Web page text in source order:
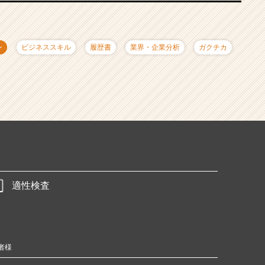
ビジネススキル 履歴書 業界・企業分析 ガクチカ
適性検査
様